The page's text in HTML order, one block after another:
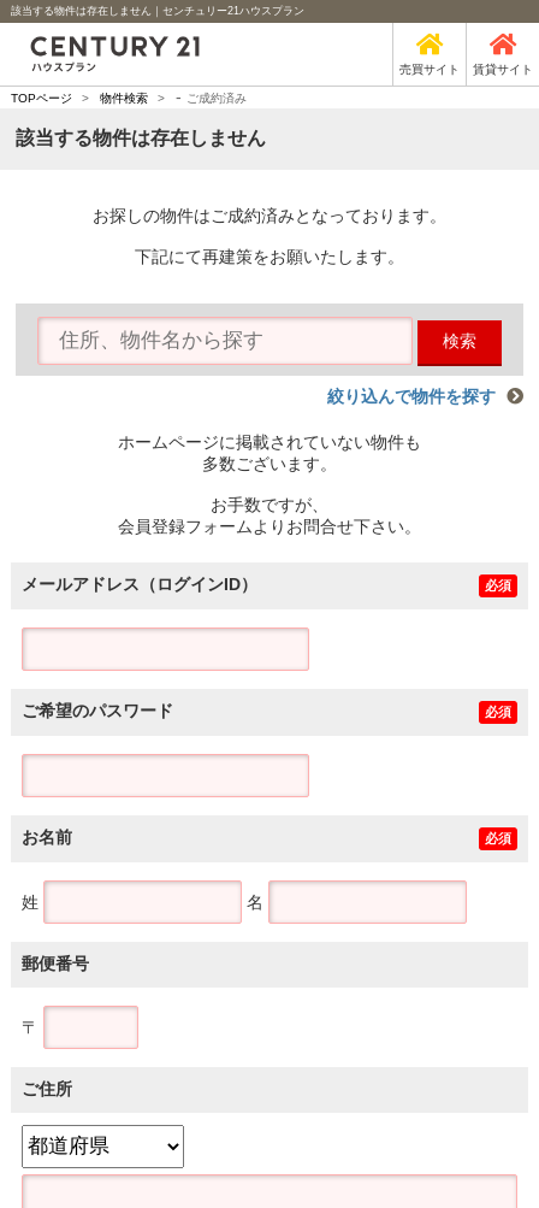
該当する物件は存在しません｜センチュリー21ハウスプラン
売買サイト 賃貸サイト
TOPページ > 物件検索 > - ご成約済み
該当する物件は存在しません
お探しの物件はご成約済みとなっております。
下記にて再建策をお願いたします。
検索
絞り込んで物件を探す
ホームページに掲載されていない物件も
多数ございます。
お手数ですが、
会員登録フォームよりお問合せ下さい。
メールアドレス（ログインID） 必須
ご希望のパスワード 必須
お名前 必須
姓 名
郵便番号
〒
ご住所